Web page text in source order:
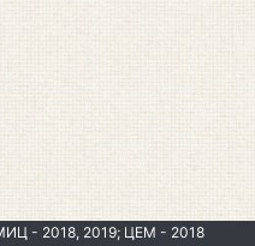
- 2018, 2019; ЦЕМ - 2018